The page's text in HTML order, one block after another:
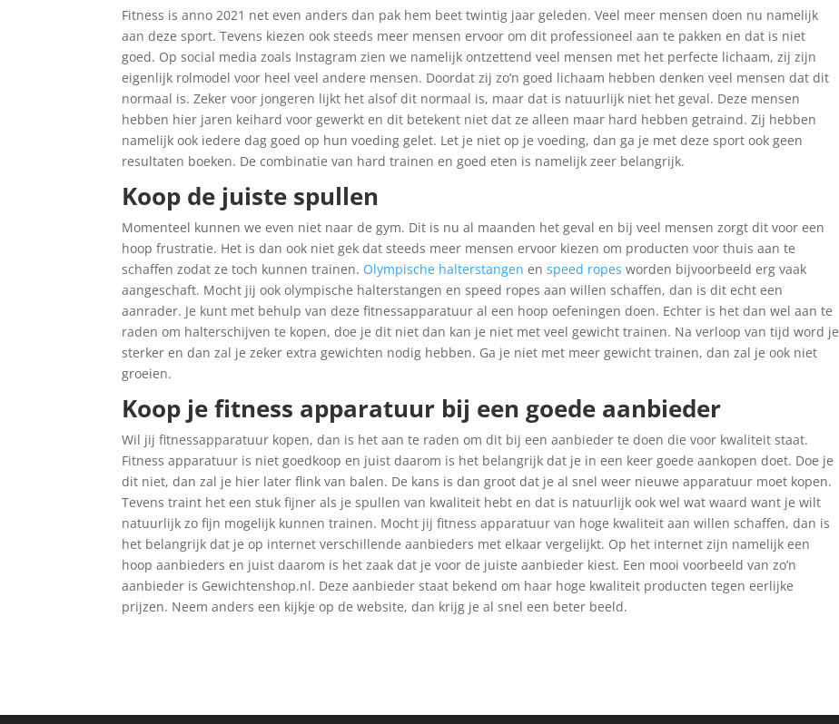
Fitness is anno 2021 net even anders dan pak hem beet twintig jaar geleden. Veel meer mensen doen nu namelijk
aan deze sport. Tevens kiezen ook steeds meer mensen ervoor om dit professioneel aan te pakken en dat is niet
goed. Op social media zoals Instagram zien we namelijk ontzettend veel mensen met het perfecte lichaam, zij zijn
eigenlijk rolmodel voor heel veel andere mensen. Doordat zij zo’n goed lichaam hebben denken veel mensen dat dit
normaal is. Zeker voor jongeren lijkt het alsof dit normaal is, maar dat is natuurlijk niet het geval. Deze mensen
hebben hier jaren keihard voor gewerkt en dit betekent niet dat ze alleen maar hard hebben getraind. Zij hebben
namelijk ook iedere dag goed op hun voeding gelet. Let je niet op je voeding, dan ga je met deze sport ook geen
resultaten boeken. De combinatie van hard trainen en goed eten is namelijk zeer belangrijk.
Koop de juiste spullen
Momenteel kunnen we even niet naar de gym. Dit is nu al maanden het geval en bij veel mensen zorgt dit voor een
hoop frustratie. Het is dan ook niet gek dat steeds meer mensen ervoor kiezen om producten voor thuis aan te
schaffen zodat ze toch kunnen trainen. Olympische halterstangen en speed ropes worden bijvoorbeeld erg vaak
aangeschaft. Mocht jij ook olympische halterstangen en speed ropes aan willen schaffen, dan is dit echt een
aanrader. Je kunt met behulp van deze fitnessapparatuur al een hoop oefeningen doen. Echter is het dan wel aan te
raden om halterschijven te kopen, doe je dit niet dan kan je niet met veel gewicht trainen. Na verloop van tijd word je
sterker en dan zal je zeker extra gewichten nodig hebben. Ga je niet met meer gewicht trainen, dan zal je ook niet
groeien.
Koop je fitness apparatuur bij een goede aanbieder
Wil jij fitnessapparatuur kopen, dan is het aan te raden om dit bij een aanbieder te doen die voor kwaliteit staat.
Fitness apparatuur is niet goedkoop en juist daarom is het belangrijk dat je in een keer goede aankopen doet. Doe je
dit niet, dan zal je hier later flink van balen. De kans is dan groot dat je al snel weer nieuwe apparatuur moet kopen.
Tevens traint het een stuk fijner als je spullen van kwaliteit hebt en dat is natuurlijk ook wel wat waard want je wilt
natuurlijk zo fijn mogelijk kunnen trainen. Mocht jij fitness apparatuur van hoge kwaliteit aan willen schaffen, dan is
het belangrijk dat je op internet verschillende aanbieders met elkaar vergelijkt. Op het internet zijn namelijk een
hoop aanbieders en juist daarom is het zaak dat je voor de juiste aanbieder kiest. Een mooi voorbeeld van zo’n
aanbieder is Gewichtenshop.nl. Deze aanbieder staat bekend om haar hoge kwaliteit producten tegen eerlijke
prijzen. Neem anders een kijkje op de website, dan krijg je al snel een beter beeld.